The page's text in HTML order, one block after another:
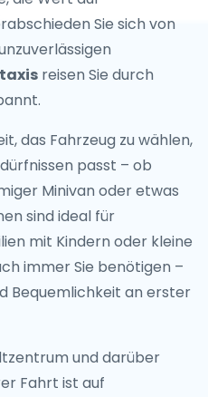
Sie sich von
reisen Sie durch
das Fahrzeug zu wählen,
passt – ob
Minivan oder etwas
sind ideal für
mit Kindern oder kleine
immer Sie benötigen –
Bequemlichkeit an erster
und darüber
Fahrt ist auf